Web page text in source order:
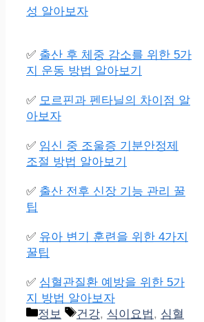
성 알아보자
✅ 출산 후 체중 감소를 위한 5가
지 운동 방법 알아보기
✅ 모르핀과 펜타닐의 차이점 알
아보자
✅ 임신 중 조울증 기분안정제
조절 방법 알아보기
✅ 출산 전후 신장 기능 관리 꿀
팁
✅ 유아 변기 훈련을 위한 4가지
꿀팁
✅ 심혈관질환 예방을 위한 5가
지 방법 알아보자
Categories
정보 Tags
건강, 식이요법, 심혈